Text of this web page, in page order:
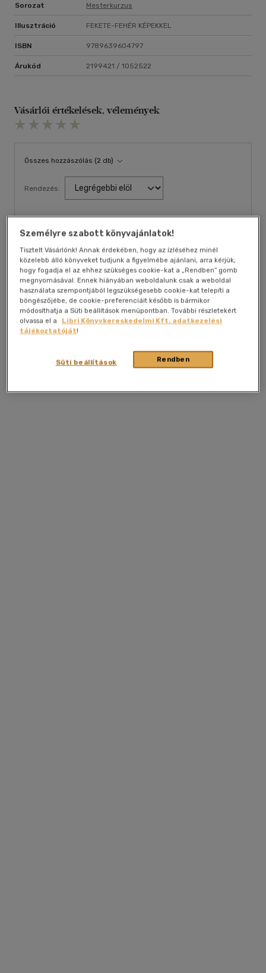
Sorozat Mesterkurzus
Illusztráció FEKETE-FEHÉR KÉPEKKEL
ISBN 9789639604797
Árukód 2199421 / 1052522
Vásárlói értékelések, vélemények
Összes hozzászólás (2 db)
Rendezés:
Bucskó Zsolt
Zseniális. Ajánlom mindenkinek.
Kérjük, lépjen be az értékeléshez!
A kategória legkedveltebb termékei
Személyre szabott könyvajánlatok!
Tisztelt Vásárlónk! Annak érdekében, hogy az ízléséhez minél
közelebb álló könyveket tudjunk a figyelmébe ajánlani, arra kérjük,
hogy fogadja el az ehhez szükséges cookie-kat a „Rendben” gomb
megnyomásával. Ennek hiányában weboldalunk csak a weboldal
használata szempontjából legszükségesebb cookie-kat telepíti a
böngészőjébe, de cookie-preferenciáit később is bármikor
módosíthatja a Süti beállítások menüpontban. További részletekért
olvassa el a
Libri Könyvkereskedelmi Kft. adatkezelési
tájékoztatóját!
Rendben
Süti beállítások